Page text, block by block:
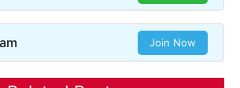
Join Now